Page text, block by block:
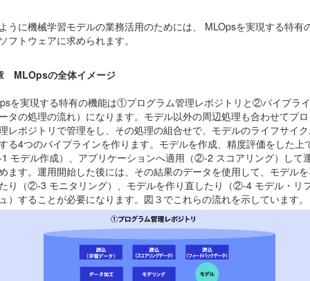
うに機械学習モデルの業務活用のためには、 MLOpsを実現する特有
フトウェアに求められます。
MLOpsの全体イメージ
を実現する特有の機能は①プログラム管理レポジトリと②パイプラ
タの処理の流れ）になります。モデル以外の周辺処理も合わせてプ
レポジトリで管理をし、その処理の組合せで、モデルのライフサイ
る4つのパイプラインを作ります。モデルを作成、精度評価をした上
モデル作成）、アプリケーションへ適用（②-2 スコアリング）して
ます。運用開始した後には、その結果のデータを使用して、モデル
り（②-3 モニタリング）、モデルを作り直したり（②-4 モデル・リ
）することが必要になります。図３でこれらの流れを示しています。